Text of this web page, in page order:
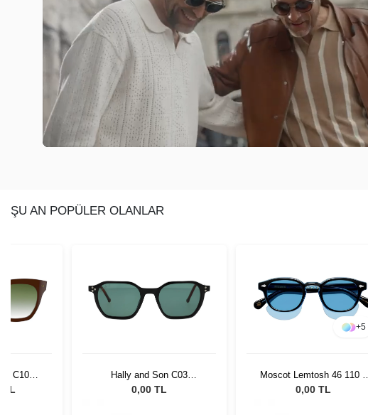
ŞU AN POPÜLER OLANLAR
C10GT
TL
Hally and Son C03
HSA13C03
0,00 TL
+5
Moscot Lemtosh 46 110 Ii
Blue Celebrity Blue
0,00 TL